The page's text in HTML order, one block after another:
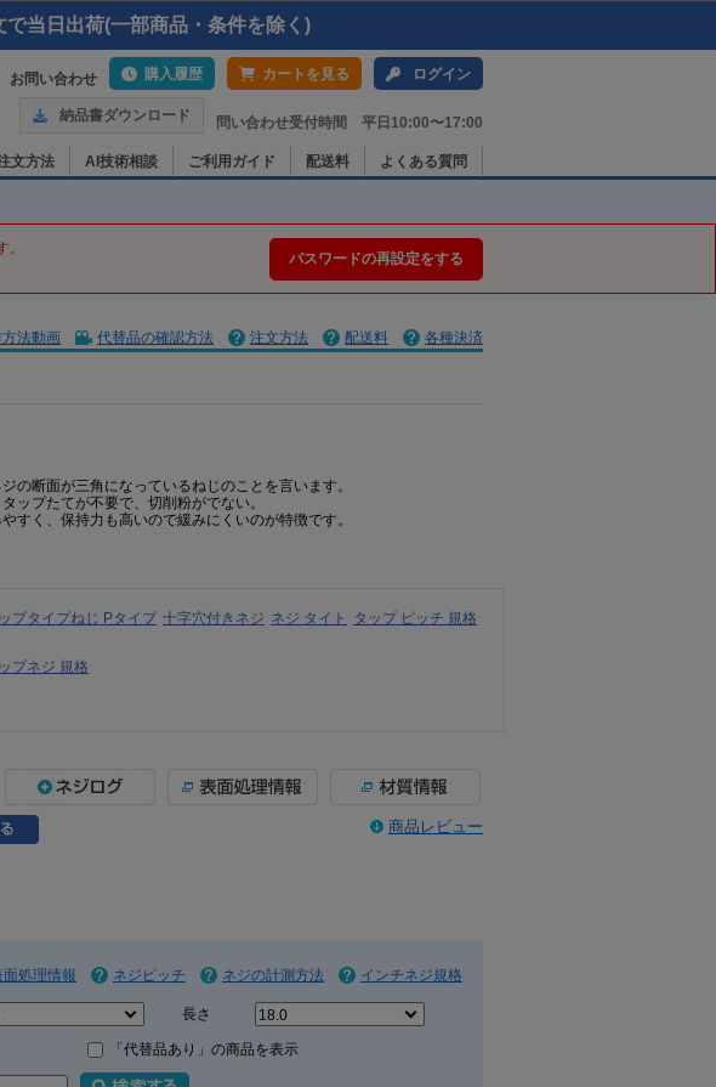
当日出荷(一部商品・条件を除く)
お問い合わせ 購入履歴 カートを見る ログイン
納品書ダウンロード 問い合わせ受付時間 平日10:00〜17:00
文方法 AI技術相談 ご利用ガイド 配送料 よくある質問
パスワードの再設定をする
法動画
代替品の確認方法 注文方法 配送料 各種決済
の断面が三角になっているねじのことを言います。
ップたてが不要で、切削粉がでない。
すく、保持力も高いので緩みにくいのが特徴です。
プタイプねじ Pタイプ 十字穴付きネジ ネジ タイト タップ ピッチ 規格
プネジ 規格
商品レビュー
面処理情報 ネジピッチ ネジの計測方法 インチネジ規格
長さ
「代替品あり」の商品を表示